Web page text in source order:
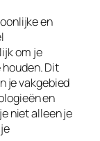
en
om je
Dit
je vakgebied
en
niet alleen je